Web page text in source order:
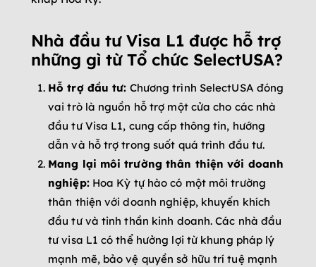
Nhà đầu tư Visa L1 được hỗ trợ
những gì từ Tổ chức SelectUSA?
Hỗ trợ đầu tư: Chương trình SelectUSA đóng
vai trò là nguồn hỗ trợ một cửa cho các nhà
đầu tư Visa L1, cung cấp thông tin, hướng
dẫn và hỗ trợ trong suốt quá trình đầu tư.
Mang lại môi trường thân thiện với doanh
nghiệp:Hoa Kỳ tự hào có một môi trường
thân thiện với doanh nghiệp, khuyến khích
đầu tư và tinh thần kinh doanh. Các nhà đầu
tư visa L1 có thể hưởng lợi từ khung pháp lý
mạnh mẽ, bảo vệ quyền sở hữu trí tuệ mạnh